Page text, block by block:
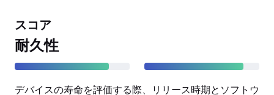
スコア
耐久性
デバイスの寿命を評価する際、リリース時期とソフトウ